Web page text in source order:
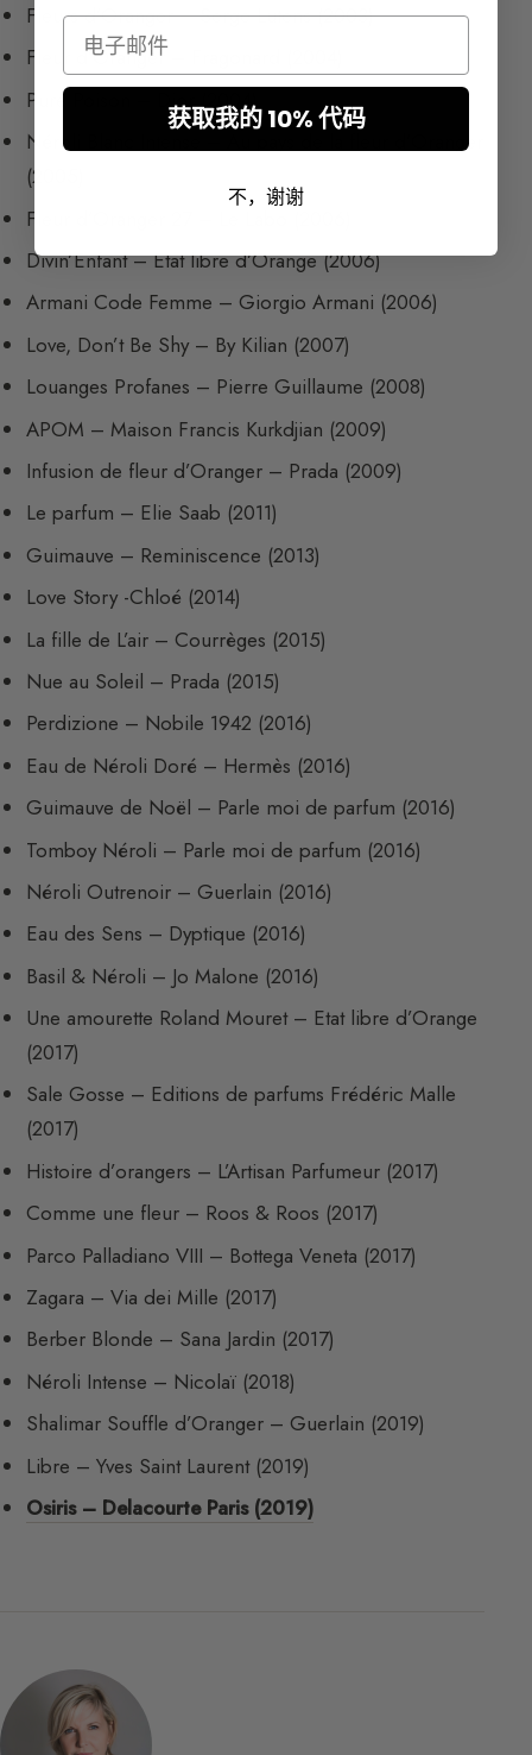
Fleurs d’Oranger – Serge Lutens (2003)
Fleur d’Oranger – Fragonard (2004)
Pure Poison – Dior (2004)
Néroli Blanc Intense – Au pays de la fleur d’Oranger
(2005)
Fleur d’Oranger 27 – Le Labo (2006)
Divin’Enfant – Etat libre d’Orange (2006)
Armani Code Femme – Giorgio Armani (2006)
Love, Don’t Be Shy – By Kilian (2007)
Louanges Profanes – Pierre Guillaume (2008)
APOM – Maison Francis Kurkdjian (2009)
Infusion de fleur d’Oranger – Prada (2009)
Le parfum – Elie Saab (2011)
Guimauve – Reminiscence (2013)
Love Story -Chloé (2014)
La fille de L’air – Courrèges (2015)
Nue au Soleil – Prada (2015)
Perdizione – Nobile 1942 (2016)
Eau de Néroli Doré – Hermès (2016)
Guimauve de Noël – Parle moi de parfum (2016)
Tomboy Néroli – Parle moi de parfum (2016)
Néroli Outrenoir – Guerlain (2016)
Eau des Sens – Dyptique (2016)
Basil & Néroli – Jo Malone (2016)
Une amourette Roland Mouret – Etat libre d’Orange
(2017)
Sale Gosse – Editions de parfums Frédéric Malle
(2017)
Histoire d’orangers – L’Artisan Parfumeur (2017)
Comme une fleur – Roos & Roos (2017)
Parco Palladiano VIII – Bottega Veneta (2017)
Zagara – Via dei Mille (2017)
Berber Blonde – Sana Jardin (2017)
Néroli Intense – Nicolaï (2018)
Shalimar Souffle d’Oranger – Guerlain (2019)
Libre – Yves Saint Laurent (2019)
Osiris – Delacourte Paris (2019)
Email
获取我的 10% 代码
不，谢谢